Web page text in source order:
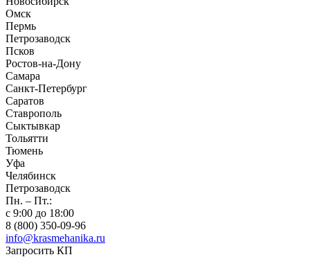
Омск
Пермь
Петрозаводск
Псков
Ростов-на-Дону
Самара
Санкт-Петербург
Саратов
Ставрополь
Сыктывкар
Тольятти
Тюмень
Уфа
Челябинск
Петрозаводск
Пн. – Пт.:
с 9:00 до 18:00
8 (800) 350-09-96
info@krasmehanika.ru
Запросить КП